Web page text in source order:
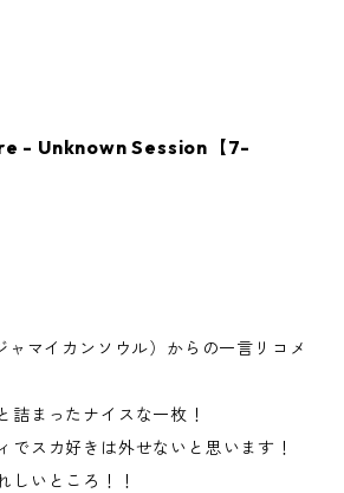
- Unknown Session【7-
ャマイカンソウル）からの一言リコメ
詰まったナイスな一枚！
でスカ好きは外せないと思います！
しいところ！！